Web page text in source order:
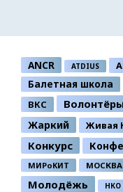
ANCR ATDIUS
Балетная школа
ВКС
Жаркий Живая
Конкурс
МИРоКИТ МОСКВА
Молодёжь НКО